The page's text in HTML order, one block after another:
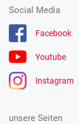
Social Media
Facebook
Youtube
Instagram
unsere Seiten